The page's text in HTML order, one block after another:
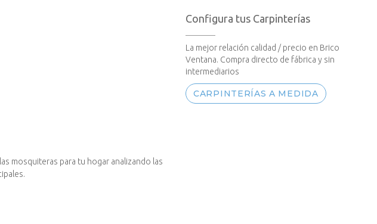
mosquiteras para tu hogar analizando las
Configura tus Carpinterías
La mejor relación calidad / precio en Brico
Ventana. Compra directo de fábrica y sin
intermediarios
CARPINTERÍAS A MEDIDA